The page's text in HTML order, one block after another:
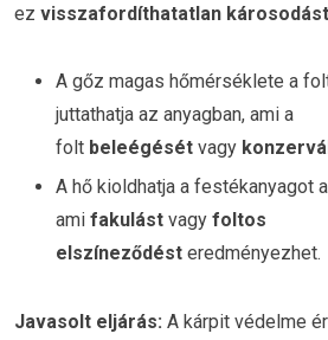
ez visszafordíthatatlan károsodást
A gőz magas hőmérséklete a
juttathatja az anyagban, ami a
folt beleégését vagy
A hő kioldhatja a festékanyagot
ami fakulást vagy foltos
elszíneződést eredményezhet.
Javasolt eljárás: A kárpit védelme